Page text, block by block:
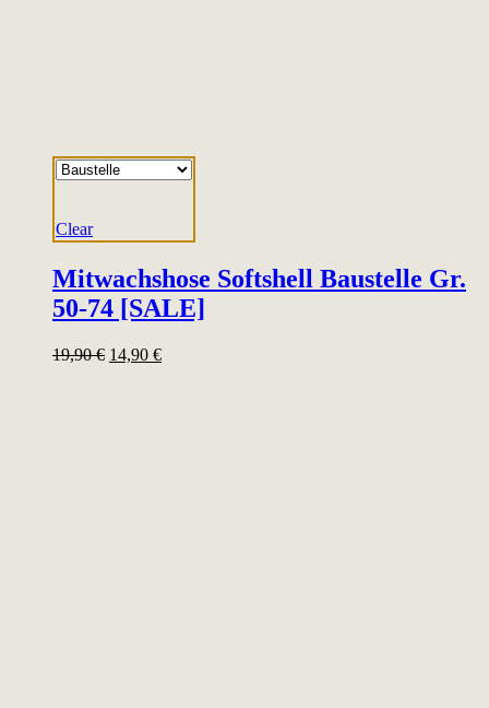
Clear
Mitwachshose Softshell Baustelle Gr.
50-74 [SALE]
19,90€ 14,90 €